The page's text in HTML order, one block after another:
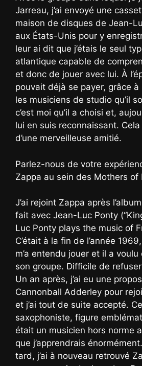
Jarreau, j’ai envoyé une
maison de disques de Jean-
aux États-Unis pour y
leur ai dit que j’étais le seul
atlantique capable de
et donc de jouer avec lui. À
pouvait déjà se payer, grâce
les musiciens de studio qu’il
c’est moi qu’il a choisi et,
lui en suis reconnaissant.
d’une merveilleuse amitié.
Parlez-nous de votre
Zappa au sein des Mothers of
J’ai rejoint Zappa après
fait avec Jean-Luc Ponty
Luc Ponty plays the music of
C’était à la fin de l’année
m’a entendu jouer et il a
son groupe. Difficile de
Un an après, j’ai eu une
Cannonball Adderley pour
et j’ai tout de suite accepté.
saxophoniste, figure
était un musicien hors norme
que j’apprendrais
tard, j’ai à nouveau retrouvé